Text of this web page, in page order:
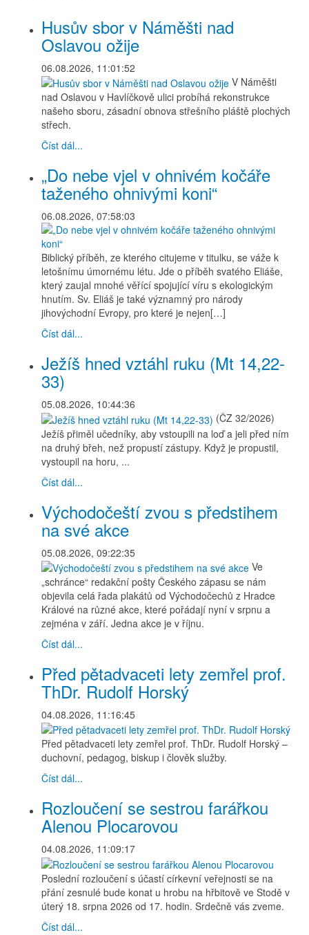
Husův sbor v Náměšti nad
Oslavou ožije
06.08.2026, 11:01:52
V Náměšti
nad Oslavou v Havlíčkově ulici probíhá rekonstrukce
našeho sboru, zásadní obnova střešního pláště plochých
střech.
Číst dál...
„Do nebe vjel v ohnivém kočáře
taženého ohnivými koni“
06.08.2026, 07:58:03
Biblický příběh, ze kterého citujeme v titulku, se váže k
letošnímu úmornému létu. Jde o příběh svatého Eliáše,
který zaujal mnohé věřící spojující víru s ekologickým
hnutím. Sv. Eliáš je také významný pro národy
jihovýchodní Evropy, pro které je nejen[…]
Číst dál...
Ježíš hned vztáhl ruku (Mt 14,22-
33)
05.08.2026, 10:44:36
(ČZ 32/2026)
Ježíš přiměl učedníky, aby vstoupili na loď a jeli před ním
na druhý břeh, než propustí zástupy. Když je propustil,
vystoupil na horu, ...
Číst dál...
Východočeští zvou s předstihem
na své akce
05.08.2026, 09:22:35
Ve
„schránce“ redakční pošty Českého zápasu se nám
objevila celá řada plakátů od Východočechů z Hradce
Králové na různé akce, které pořádají nyní v srpnu a
zejména v září. Jedna akce je v říjnu.
Číst dál...
Před pětadvaceti lety zemřel prof.
ThDr. Rudolf Horský
04.08.2026, 11:16:45
Před pětadvaceti lety zemřel prof. ThDr. Rudolf Horský –
duchovní, pedagog, biskup i člověk služby.
Číst dál...
Rozloučení se sestrou farářkou
Alenou Plocarovou
04.08.2026, 11:09:17
Poslední rozloučení s účastí církevní veřejnosti se na
přání zesnulé bude konat u hrobu na hřbitově ve Stodě v
úterý 18. srpna 2026 od 17. hodin. Srdečně vás zveme.
Číst dál...